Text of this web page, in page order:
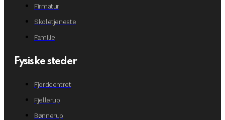
Firmatur
Skoletjeneste
Familie
Fysiske steder
Fjordcentret
Fjellerup
Bønnerup